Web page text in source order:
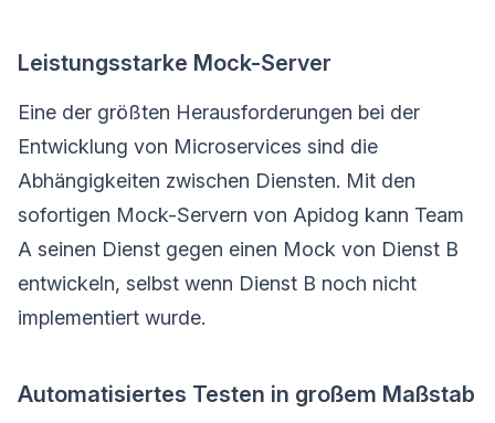
Leistungsstarke Mock-Server
Eine der größten Herausforderungen bei der
Entwicklung von Microservices sind die
Abhängigkeiten zwischen Diensten. Mit den
sofortigen Mock-Servern von Apidog kann Team
A seinen Dienst gegen einen Mock von Dienst B
entwickeln, selbst wenn Dienst B noch nicht
implementiert wurde.
Automatisiertes Testen in großem Maßstab